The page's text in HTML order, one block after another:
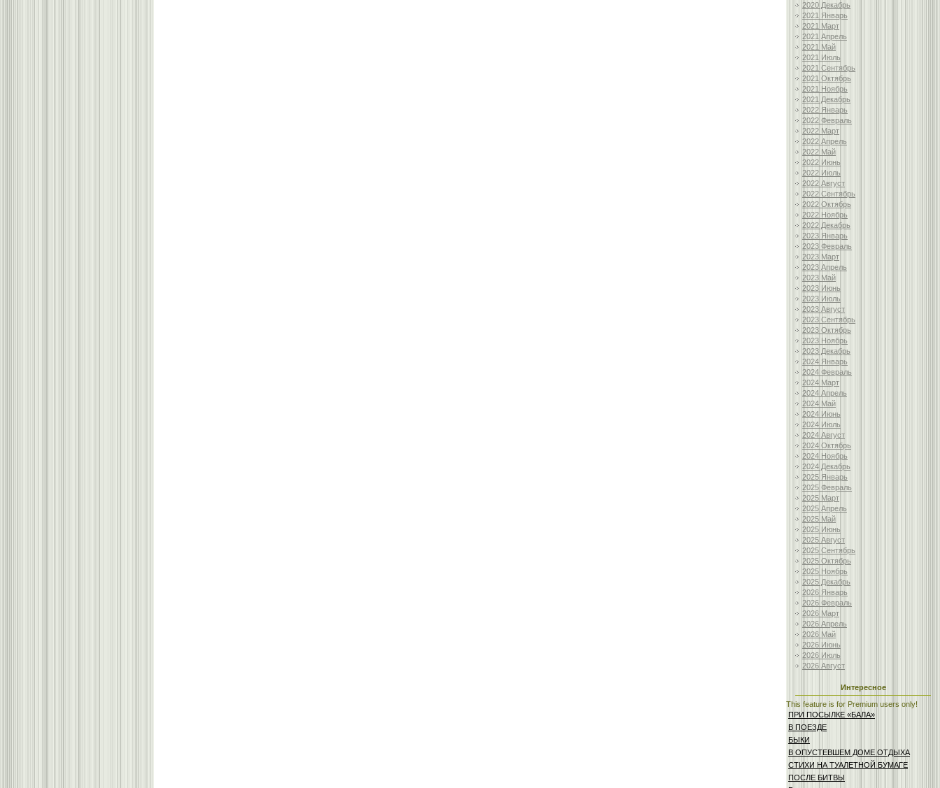
2020 Декабрь
2021 Январь
2021 Март
2021 Апрель
2021 Май
2021 Июль
2021 Сентябрь
2021 Октябрь
2021 Ноябрь
2021 Декабрь
2022 Январь
2022 Февраль
2022 Март
2022 Апрель
2022 Май
2022 Июнь
2022 Июль
2022 Август
2022 Сентябрь
2022 Октябрь
2022 Ноябрь
2022 Декабрь
2023 Январь
2023 Февраль
2023 Март
2023 Апрель
2023 Май
2023 Июнь
2023 Июль
2023 Август
2023 Сентябрь
2023 Октябрь
2023 Ноябрь
2023 Декабрь
2024 Январь
2024 Февраль
2024 Март
2024 Апрель
2024 Май
2024 Июнь
2024 Июль
2024 Август
2024 Октябрь
2024 Ноябрь
2024 Декабрь
2025 Январь
2025 Февраль
2025 Март
2025 Апрель
2025 Май
2025 Июнь
2025 Август
2025 Сентябрь
2025 Октябрь
2025 Ноябрь
2025 Декабрь
2026 Январь
2026 Февраль
2026 Март
2026 Апрель
2026 Май
2026 Июнь
2026 Июль
2026 Август
Интересное
This feature is for Premium users only!
ПРИ ПОСЫЛКЕ «БАЛА»
В ПОЕЗДЕ
БЫКИ
В ОПУСТЕВШЕМ ДОМЕ ОТДЫХА
СТИХИ НА ТУАЛЕТНОЙ БУМАГЕ
ПОСЛЕ БИТВЫ